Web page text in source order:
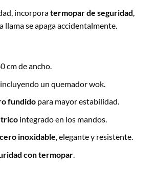
incorporatermopar de seguridad,
llama se apaga accidentalmente.
cm de ancho.
un quemador wok.
fundidopara mayor estabilidad.
integrado en los mandos.
inoxidable, elegante y resistente.
con termopar.